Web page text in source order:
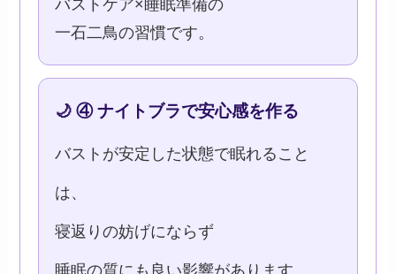
バストケア×睡眠準備の
一石二鳥の習慣です。
🌙 ④ ナイトブラで安心感を作る
バストが安定した状態で眠れること
は、
寝返りの妨げにならず
睡眠の質にも良い影響があります。